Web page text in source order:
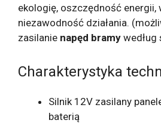
ekologię, oszczędność energii,
niezawodność działania.
zasilanie napęd bramy według
Charakterystyka
Silnik 12V zasilany
baterią